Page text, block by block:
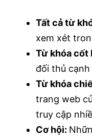
Tất cả từ
xem xét
Từ khóa cốt
đối thủ
Từ khóa
trang web
truy cập
Cơ hội: